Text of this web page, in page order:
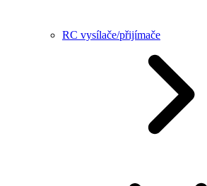
RC vysílače/přijímače